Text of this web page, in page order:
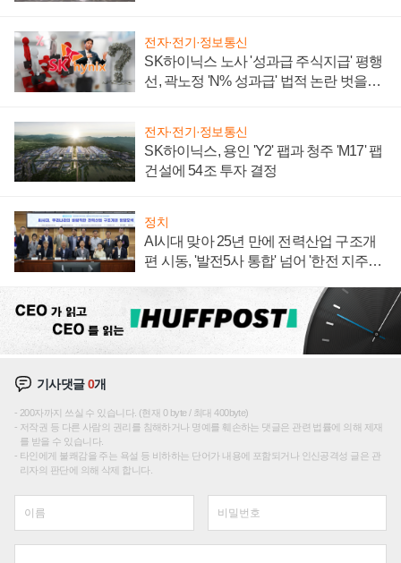
전자·전기·정보통신
SK하이닉스 노사 '성과급 주식지급' 평행
선, 곽노정 'N% 성과급' 법적 논란 벗을지
전자·전기·정보통신
SK하이닉스, 용인 'Y2' 팹과 청주 'M17' 팹
건설에 54조 투자 결정
정치
AI시대 맞아 25년 만에 전력산업 구조개
편 시동, '발전5사 통합' 넘어 '한전 지주사'
기사댓글0개
200자까지 쓰실 수 있습니다. (현재 0 byte / 최대 400byte)
저작권 등 다른 사람의 권리를 침해하거나 명예를 훼손하는 댓글은 관련 법률에 의해 제재
를 받을 수 있습니다.
타인에게 불쾌감을 주는 욕설 등 비하하는 단어가 내용에 포함되거나 인신공격성 글은 관
리자의 판단에 의해 삭제 합니다.